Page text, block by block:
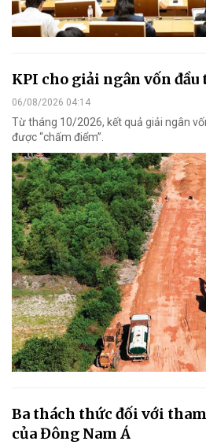
KPI cho giải ngân vốn đầu
06/08/2026 04:14
Từ tháng 10/2026, kết quả giải ngân
được “chấm điểm”.
Ba thách thức đối với
của Đông Nam Á